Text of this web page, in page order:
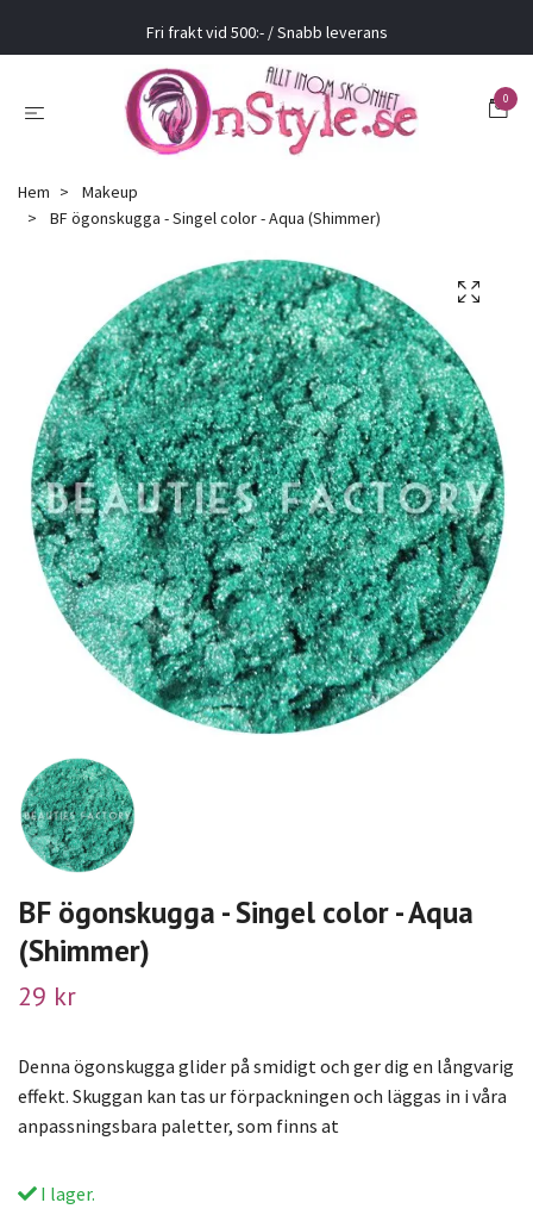
Fri frakt vid 500:- / Snabb leverans
0
Hem
Makeup
BF ögonskugga - Singel color - Aqua (Shimmer)
BF ögonskugga - Singel color - Aqua
(Shimmer)
29 kr
Denna ögonskugga glider på smidigt och ger dig en långvarig
effekt. Skuggan kan tas ur förpackningen och läggas in i våra
anpassningsbara paletter, som finns at
I lager.